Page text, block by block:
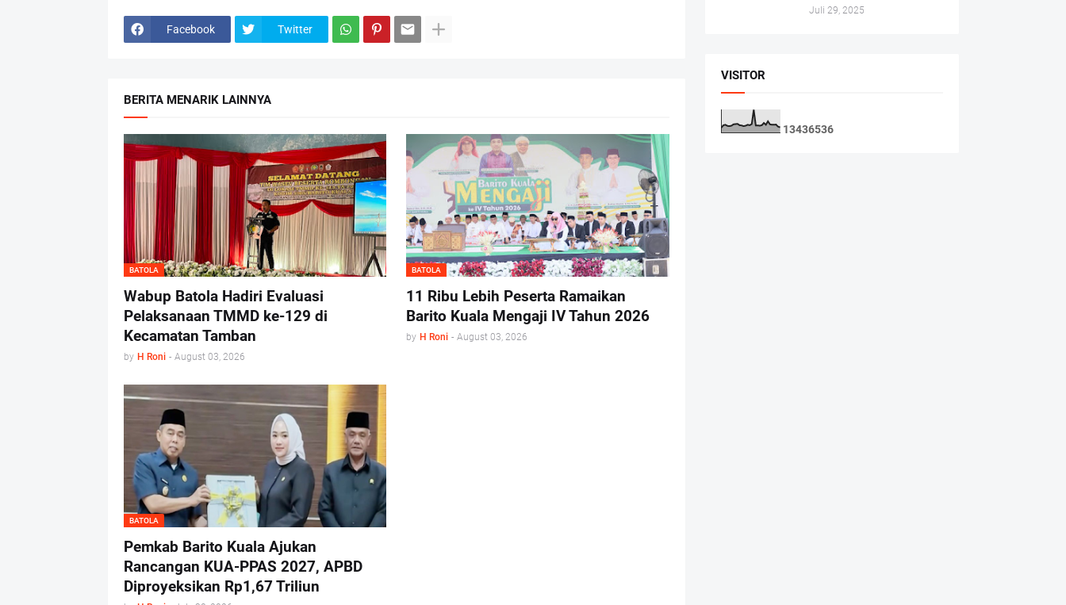
Facebook Twitter
BERITA MENARIK LAINNYA
BATOLA
Wabup Batola Hadiri Evaluasi
Pelaksanaan TMMD ke-129 di
Kecamatan Tamban
by H Roni - August 03, 2026
BATOLA
11 Ribu Lebih Peserta Ramaikan
Barito Kuala Mengaji IV Tahun 2026
by H Roni - August 03, 2026
BATOLA
Pemkab Barito Kuala Ajukan
Rancangan KUA-PPAS 2027, APBD
Diproyeksikan Rp1,67 Triliun
Juli 29, 2025
VISITOR
13436536